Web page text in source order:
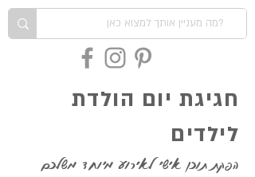
חגיגת יום הולדת
לילדים
הפקת תוכן אישי לאירוע מיוחד משלכם